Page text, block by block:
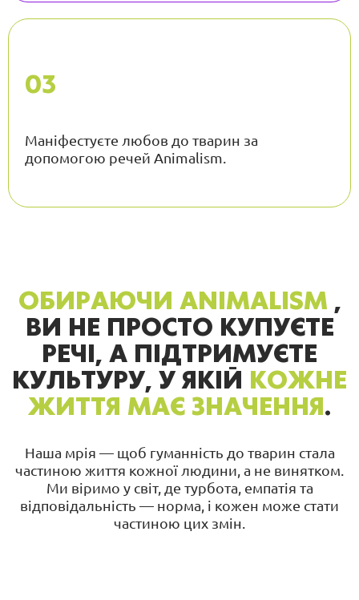
Маніфестуєте любов до тварин за
допомогою речей Animalism.
ОБИРАЮЧИ ANIMALISM ,
ВИ НЕ ПРОСТО КУПУЄТЕ
РЕЧІ, А ПІДТРИМУЄТЕ
КУЛЬТУРУ, У ЯКІЙ КОЖНЕ
ЖИТТЯ МАЄ ЗНАЧЕННЯ.
Наша мрія — щоб гуманність до тварин стала
частиною життя кожної людини, а не винятком.
Ми віримо у світ, де турбота, емпатія та
відповідальність — норма, і кожен може стати
частиною цих змін.